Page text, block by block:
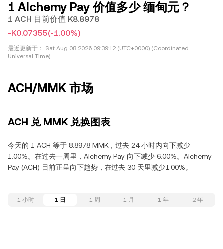
1 Alchemy Pay 价值多少 缅甸元？
1 ACH 目前价值 K8.8978
-K0.07355(-1.00%)
最近更新于：
Sat Aug 08 2026 09:39:12 (UTC+0000) (Coordinated
Universal Time)
ACH/MMK 市场
ACH 兑 MMK 兑换图表
今天的 1 ACH 等于 8.8978 MMK，过去 24 小时内向下减少
1.00%。在过去一周里，Alchemy Pay 向下减少 6.00%。Alchemy
Pay (ACH) 目前正呈向下趋势，在过去 30 天里减少1.00%。
1 小时 1 日 1 周 1 月 1 年 2 年